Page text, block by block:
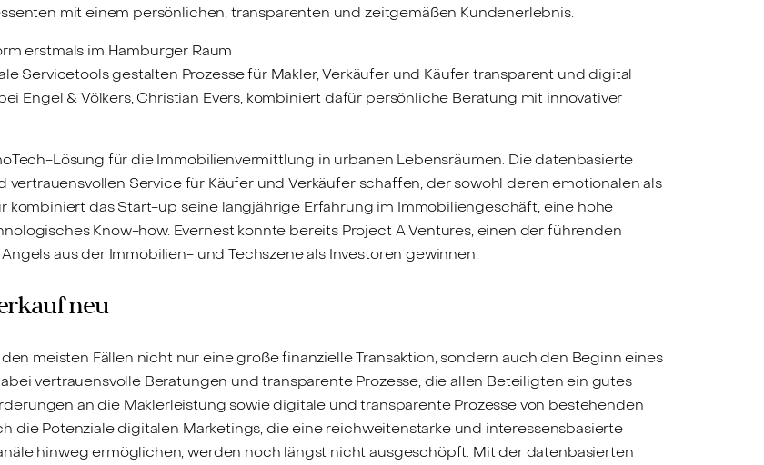
mit einem persönlichen, transparenten und zeitgemäßen Kundenerlebnis.
erstmals im Hamburger Raum
Servicetools gestalten Prozesse für Makler, Verkäufer und Käufer transparent und digital
Engel & Völkers, Christian Evers, kombiniert dafür persönliche Beratung mit innovativer
Lösung für die Immobilienvermittlung in urbanen Lebensräumen. Die datenbasierte
Service für Käufer und Verkäufer schaffen, der sowohl deren emotionalen als
das Start-up seine langjährige Erfahrung im Immobiliengeschäft, eine hohe
Know-how. Evernest konnte bereits Project A Ventures, einen der führenden
aus der Immobilien- und Techszene als Investoren gewinnen.
neu
meisten Fällen nicht nur eine große finanzielle Transaktion, sondern auch den Beginn eines
vertrauensvolle Beratungen und transparente Prozesse, die allen Beteiligten ein gutes
an die Maklerleistung sowie digitale und transparente Prozesse von bestehenden
die Potenziale digitalen Marketings, die eine reichweitenstarke und interessensbasierte
hinweg ermöglichen, werden noch längst nicht ausgeschöpft. Mit der datenbasierten